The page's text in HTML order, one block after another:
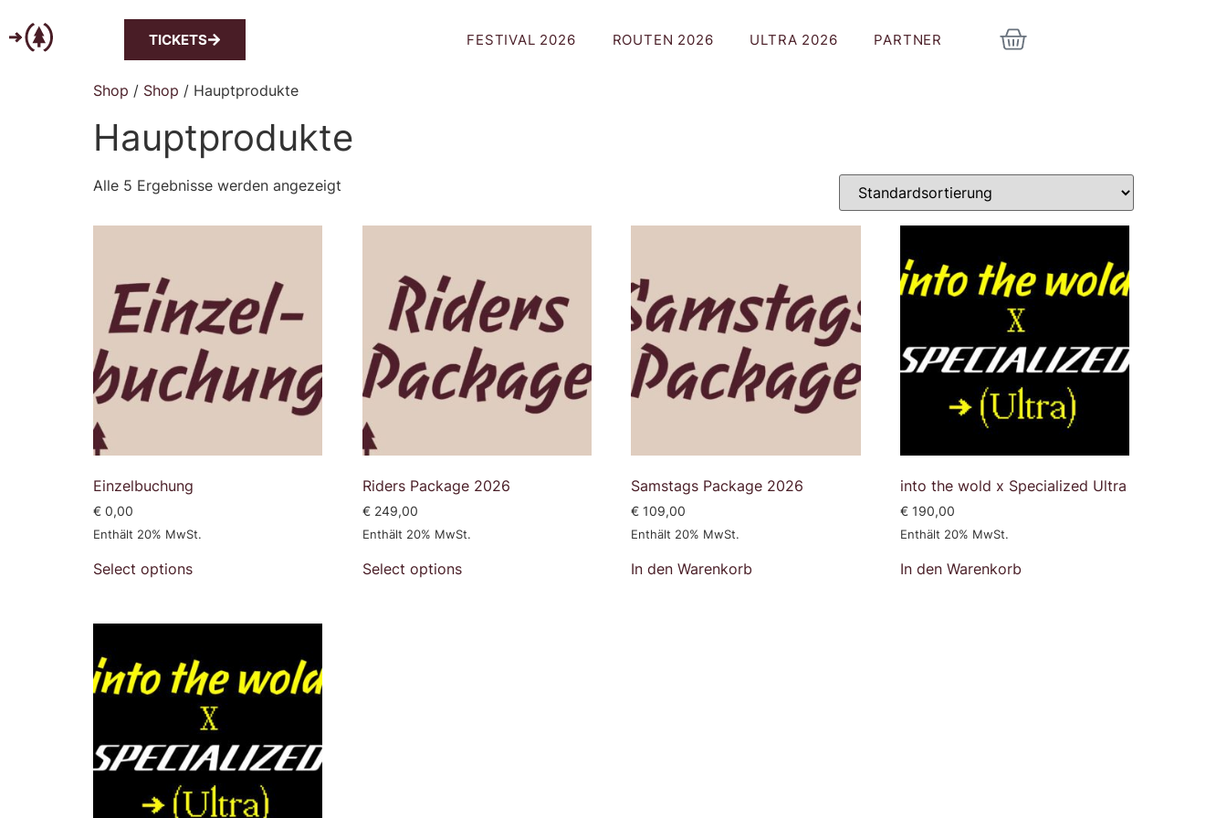
TICKETS FESTIVAL 2026 ROUTEN 2026 ULTRA 2026 PARTNER
Shop / Shop / Hauptprodukte
Hauptprodukte
Alle 5 Ergebnisse werden angezeigt
Einzelbuchung
€ 0,00
Enthält 20% MwSt.
Select options
Riders Package 2026
€249,00
Enthält 20% MwSt.
Select options
Samstags Package 2026
€ 109,00
Enthält 20% MwSt.
In den Warenkorb
into the wold x Specialized Ultra
€ 190,00
Enthält 20% MwSt.
In den Warenkorb